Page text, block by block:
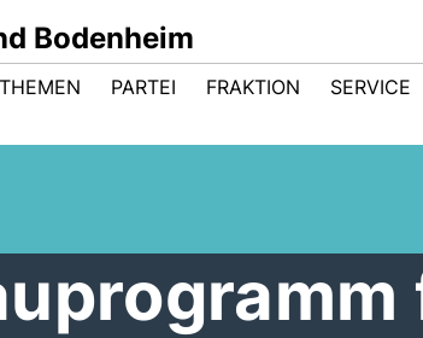
Bodenheim
PARTEI FRAKTION SERVICE